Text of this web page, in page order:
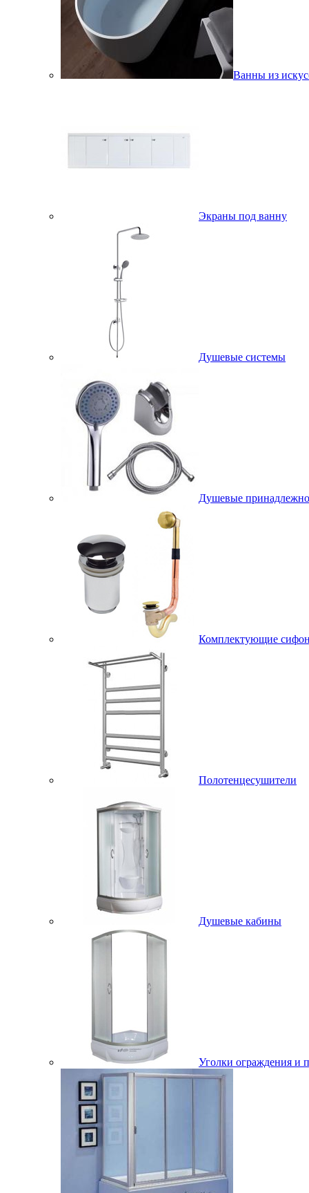
Ванны из
Экраны под ванну
Душевые системы
Душевые
Комплектующие
Полотенцесушители
Душевые кабины
Уголки ограждения и